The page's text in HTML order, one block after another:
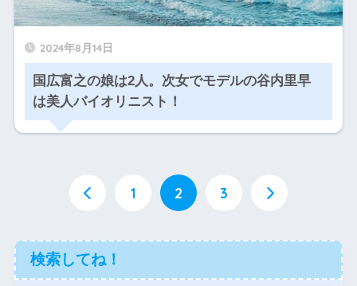
2024年8月14日
国広富之の娘は2人。次女でモデルの谷内里早
は美人バイオリニスト！
1 2 3
検索してね！